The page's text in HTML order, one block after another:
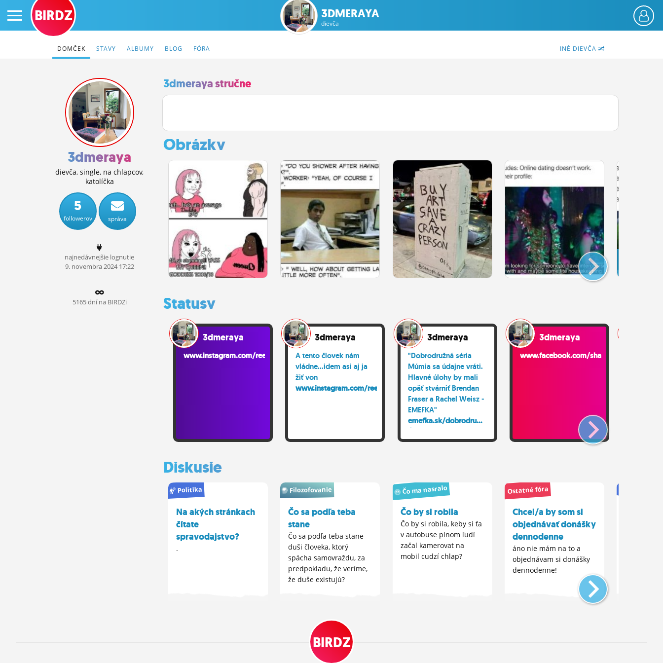
PRIHLÁS SA
ČINŽIAK
FÓRUM
STATUSY
BLOGY
OBRÁZKY
ĽUDIA
MÔJ PROFIL
NASTAVENIA
BIRDZ 3DMERAYA
dievča
INÉ DIEVČA
DOMČEK STAVY ALBUMY BLOG FÓRA
3dmeraya
dievča, single, na chlapcov,
katolíčka
5
followerov správa
najnedávnejšie lognutie
9. novembra2024 17:22
5165 dní na BIRDZi
3dmeraya stručne
Obrázky
Statusy
3dmeraya
www.instagram.com/reel/Cnt...
3dmeraya
A tento človek nám
vládne...idem asi aj ja
žiť von
www.instagram.com/reel/C8H...
3dmeraya
"Dobrodružná séria
Múmia sa údajne vráti.
Hlavné úlohy by mali
opäť stvárniť Brendan
Fraser a Rachel Weisz -
EMEFKA"
emefka.sk/dobrodru...
3dmeraya
www.facebook.com/share/r/...
Diskusie
Politika
Na akých stránkach
čítate
spravodajstvo?
.
Filozofovanie
Čo sa podľa teba
stane
Čo sa podľa teba stane
duši človeka, ktorý
spácha samovraždu, za
predpokladu, že veríme,
že duše existujú?
Čo ma nasralo
Čo by si robila
Čo by si robila, keby si ťa
v autobuse plnom ľudí
začal kamerovat na
mobil cudzí chlap?
Ostatné fóra
Chcel/a by som si
objednávať donášky
dennodenne
áno nie mám na to a
objednávam si donášky
dennodenne!
BIRDZ